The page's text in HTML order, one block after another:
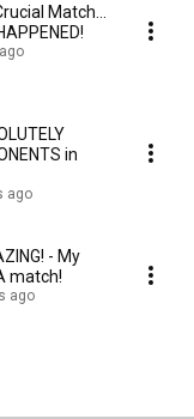
Match...
in
ago
- My
match!
ago